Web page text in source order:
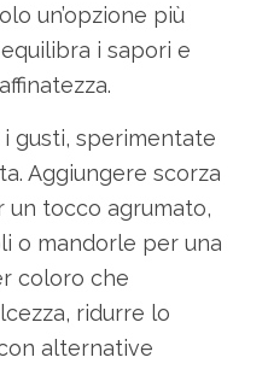
un’opzione più
i sapori e
gusti, sperimentate
Aggiungere scorza
un tocco agrumato,
o mandorle per una
coloro che
ridurre lo
alternative